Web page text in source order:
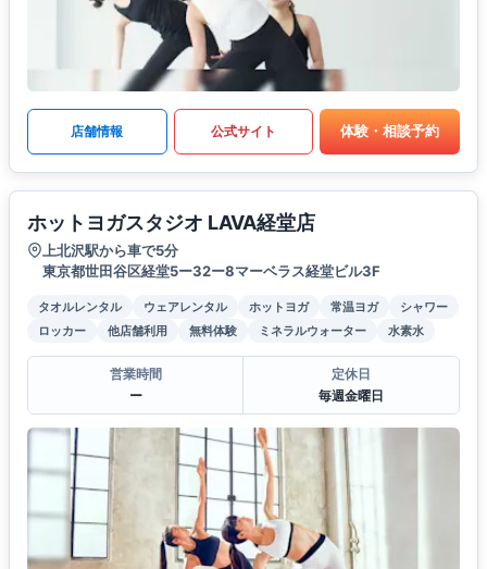
店舗情報 公式サイト 体験・相談予約
ホットヨガスタジオ LAVA経堂店
上北沢駅から車で5分
東京都世田谷区経堂5ー32ー8マーベラス経堂ビル3F
タオルレンタル ウェアレンタル ホットヨガ 常温ヨガ
シャワー
ロッカー
他店舗利用 無料体験 ミネラルウォーター 水素水
営業時間
ー
定休日
毎週金曜日